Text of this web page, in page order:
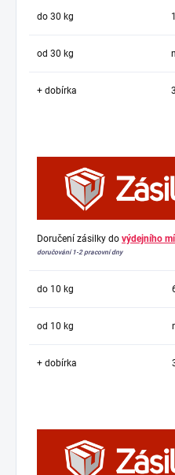
do 30 kg
od 30 kg
+ dobírka
Doručení zásilky do výdejního
doručování 1-2 pracovní dny
do 10 kg
od 10 kg
+ dobírka